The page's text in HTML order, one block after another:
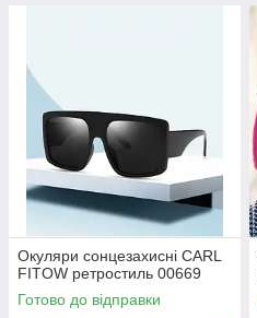
Окуляри сонцезахисні CARL
FITOW ретростиль 00669
Готово до відправки